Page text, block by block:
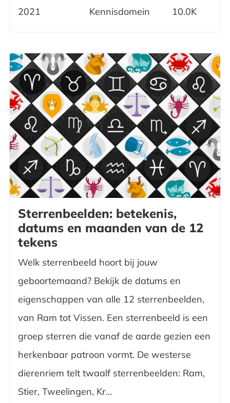
2021
Kennisdomein
10.0K
Sterrenbeelden: betekenis,
datums en maanden van de 12
tekens
Welk sterrenbeeld hoort bij jouw
geboortemaand? Bekijk de datums en
eigenschappen van alle 12 sterrenbeelden,
van Ram tot Vissen. Een sterrenbeeld is een
groep sterren die vanaf de aarde gezien een
herkenbaar patroon vormt. De westerse
dierenriem telt twaalf sterrenbeelden: Ram,
Stier, Tweelingen, Kr...